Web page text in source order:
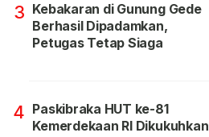
3 Kebakaran di Gunung Gede
Berhasil Dipadamkan,
Petugas Tetap Siaga
4 Paskibraka HUT ke-81
Kemerdekaan RI Dikukuhkan